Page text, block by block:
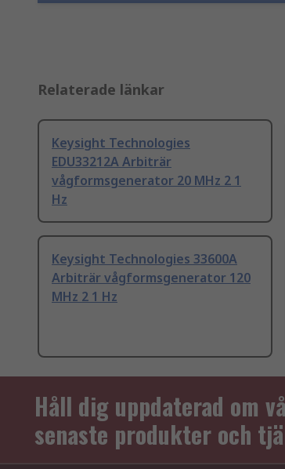
Relaterade länkar
Keysight Technologies
EDU33212A Arbiträr
vågformsgenerator 20 MHz 2 1
Hz
Keysight Technologies 33600A
Arbiträr vågformsgenerator 120
MHz 2 1 Hz
Håll dig uppdaterad om
senaste produkter och